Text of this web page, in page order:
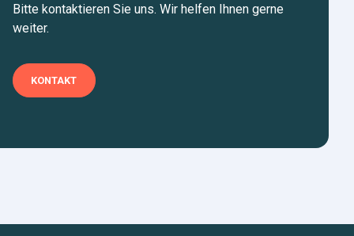
Bitte kontaktieren Sie uns. Wir helfen Ihnen gerne
weiter.
KONTAKT